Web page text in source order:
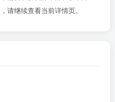
请继续查看当前详情页。